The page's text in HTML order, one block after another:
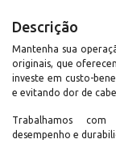
Descrição
Mantenha sua
originais, que
investe em custo-
e evitando dor de
Trabalhamos com
desempenho e